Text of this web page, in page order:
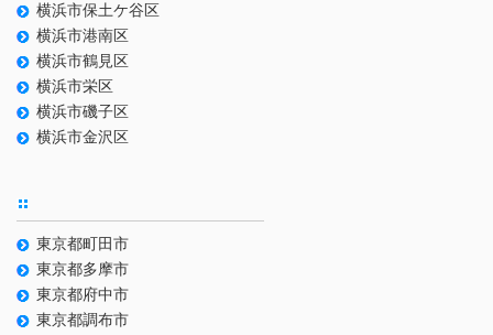
横浜市保土ケ谷区
横浜市港南区
横浜市鶴見区
横浜市栄区
横浜市磯子区
横浜市金沢区
東京都町田市
東京都多摩市
東京都府中市
東京都調布市